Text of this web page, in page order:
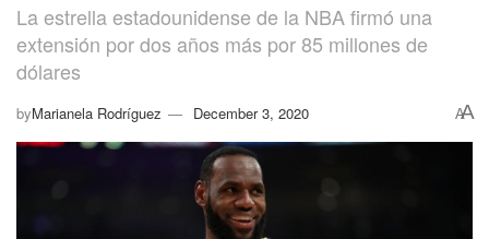
La estrella estadounidense de la NBA firmó una
extensión por dos años más por 85 millones de
dólares
byMarianela Rodríguez December 3, 2020 AA